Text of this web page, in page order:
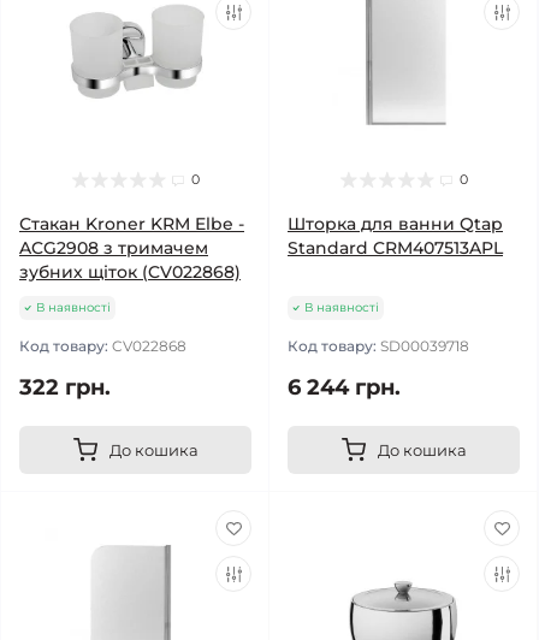
0
Стакан Kroner KRM Elbe -
ACG2908 з тримачем
зубних щіток (CV022868)
В наявності
Код товару: CV022868
322 грн.
До кошика
0
Шторка для ванни Qtap
Standard CRM407513APL
В наявності
Код товару: SD00039718
6 244 грн.
До кошика